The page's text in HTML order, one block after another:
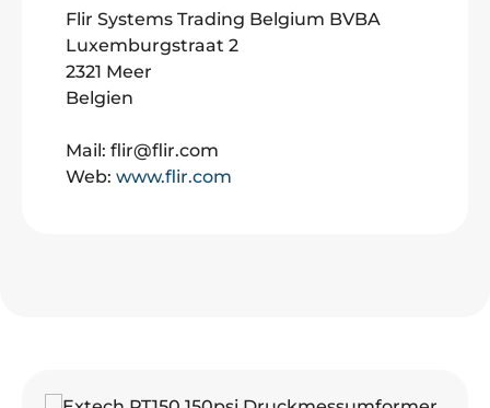
Flir Systems Trading Belgium BVBA
Luxemburgstraat 2
2321 Meer
Belgien
Mail: flir@flir.com
Web: www.flir.com